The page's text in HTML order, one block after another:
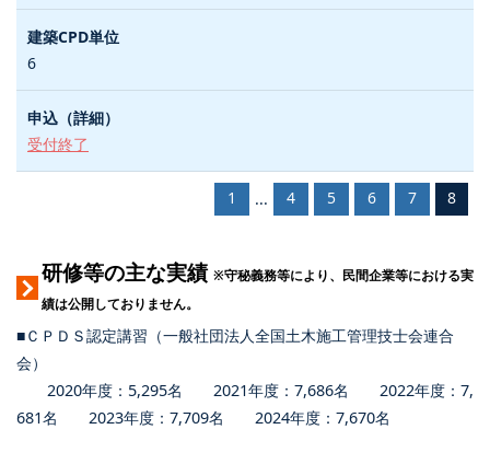
6
受付終了
1 ... 4 5 6 7 8
研修等の主な実績 ※守秘義務等により、民間企業等における実
績は公開しておりません。
■ＣＰＤＳ認定講習（一般社団法人全国土木施工管理技士会連合
会）
2020年度：5,295名 2021年度：7,686名 2022年度：7,
681名 2023年度：7,709名 2024年度：7,670名